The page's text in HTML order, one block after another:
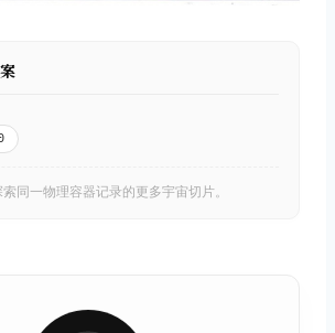
同一物理容器记录的更多宇宙切片。